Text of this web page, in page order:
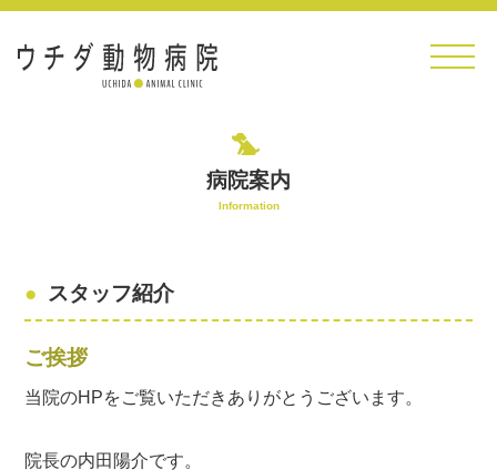
病院案内
病院案内
Information
スタッフ紹介
ご挨拶
当院のHPをご覧いただきありがとうございます。
院長の内田陽介です。